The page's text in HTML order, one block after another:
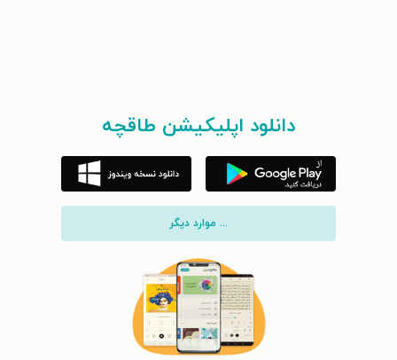
دانلود اپلیکیشن طاقچه
... موارد دیگر